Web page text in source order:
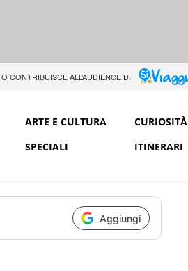
CONTRIBUISCE ALL’AUDIENCE DI
ARTE E CULTURA CURIOSITÀ
SPECIALI ITINERARI
Aggiungi